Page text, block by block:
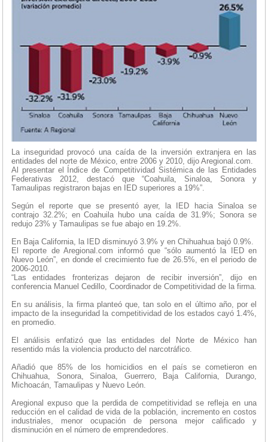
La inseguridad provocó una caída de la inversión extranjera en las
entidades del norte de México, entre 2006 y 2010, dijo Aregional.com.
Al presentar el Índice de Competitividad Sistémica de las Entidades
Federativas 2012, destacó que “Coahuila, Sinaloa, Sonora y
Tamaulipas registraron bajas en IED superiores a 19%”.
Según el reporte que se presentó ayer, la IED hacia Sinaloa se
contrajo 32.2%; en Coahuila hubo una caída de 31.9%; Sonora se
redujo 23% y Tamaulipas se fue abajo en 19.2%.
En Baja California, la IED disminuyó 3.9% y en Chihuahua bajó 0.9%.
El reporte de Aregional.com informó que “sólo aumentó la IED en
Nuevo León”, en donde el crecimiento fue de 26.5%, en el periodo de
2006-2010.
“Las entidades fronterizas dejaron de recibir inversión”, dijo en
conferencia Manuel Cedillo, Coordinador de Competitividad de la firma.
En su análisis, la firma planteó que, tan solo en el último año, por el
impacto de la inseguridad la competitividad de los estados cayó 1.4%,
en promedio.
El análisis enfatizó que las entidades del Norte de México han
resentido más la violencia producto del narcotráfico.
Añadió que 85% de los homicidios en el país se cometieron en
Chihuahua, Sonora, Sinaloa, Guerrero, Baja California, Durango,
Michoacán, Tamaulipas y Nuevo León.
Aregional expuso que la perdida de competitividad se refleja en una
reducción en el calidad de vida de la población, incremento en costos
industriales, menor ocupación de persona mejor calificado y
disminución en el número de emprendedores.